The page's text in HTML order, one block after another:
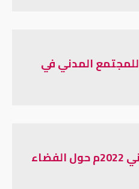
تقرير شهر فبراير 2022 للمجتمع المدني في
تقرير يناير/ كانون الثاني 2022م حول الفضاء